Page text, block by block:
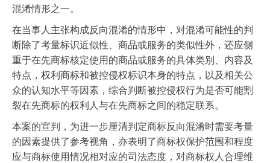
混淆情形之一。
在当事人主张构成反向混淆的情形中，对混淆可能性的判
断除了考量标识近似性、商品或服务的类似性外，还应侧
重于在先商标核定使用的商品或服务的具体类别、内容及
特点，权利商标和被控侵权标识本身的特点，以及相关公
众的认知水平等因素，综合判断被控侵权行为是否可能割
裂在先商标的权利人与在先商标之间的稳定联系。
本案的宣判，为进一步厘清判定商标反向混淆时需要考量
的因素提供了参考视角，亦表明了商标权保护范围和程度
应与商标使用情况相对应的司法态度，对商标权人合理维